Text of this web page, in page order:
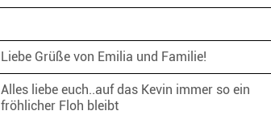
Liebe Grüße von Emilia und Familie!
Alles liebe euch..auf das Kevin immer so ein
fröhlicher Floh bleibt